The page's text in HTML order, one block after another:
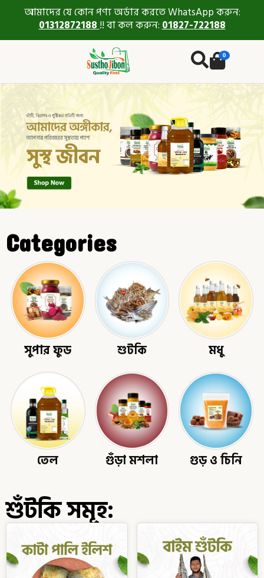
আমাদের যে কোন পণ্য অর্ডার করতে WhatsApp করুন:
01312872188!! বা কল করুন:01827-722188
0
Categories
সুপার ফুড শুটকি মধু
তেল গুঁড়া মশলা গুড় ও চিনি
শুঁটকি সমূহ: